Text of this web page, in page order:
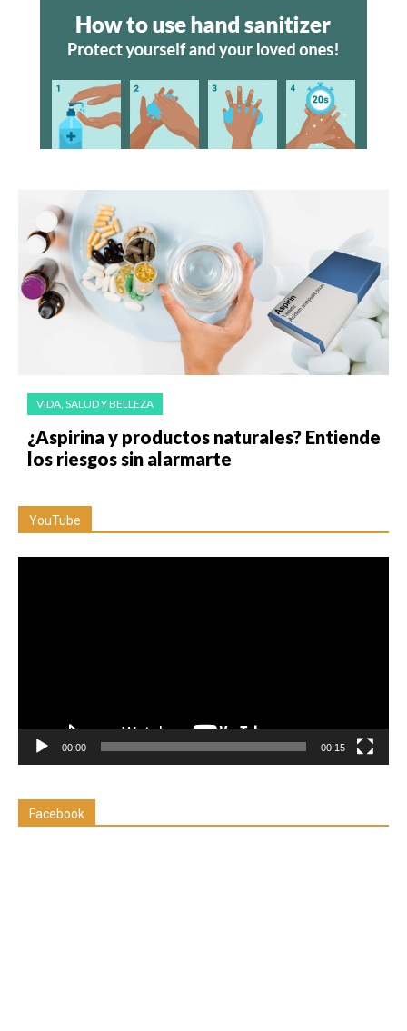
VIDA, SALUD Y BELLEZA
¿Aspirina y productos naturales? Entiende
los riesgos sin alarmarte
YouTube
00:00 00:15
Facebook